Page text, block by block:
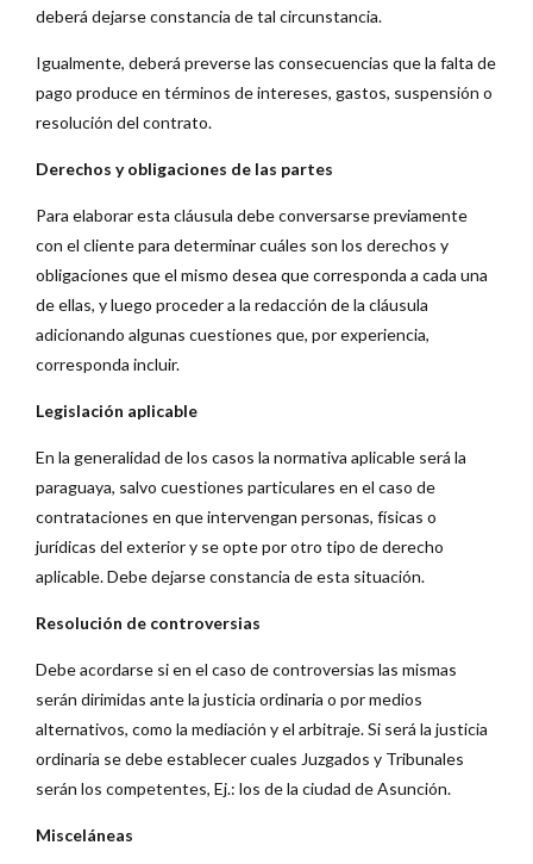
deberá dejarse constancia de tal circunstancia.
Igualmente, deberá preverse las consecuencias que la falta de
pago produce en términos de intereses, gastos, suspensión o
resolución del contrato.
Derechos y obligaciones de las partes
Para elaborar esta cláusula debe conversarse previamente
con el cliente para determinar cuáles son los derechos y
obligaciones que el mismo desea que corresponda a cada una
de ellas, y luego proceder a la redacción de la cláusula
adicionando algunas cuestiones que, por experiencia,
corresponda incluir.
Legislación aplicable
En la generalidad de los casos la normativa aplicable será la
paraguaya, salvo cuestiones particulares en el caso de
contrataciones en que intervengan personas, físicas o
jurídicas del exterior y se opte por otro tipo de derecho
aplicable. Debe dejarse constancia de esta situación.
Resolución de controversias
Debe acordarse si en el caso de controversias las mismas
serán dirimidas ante la justicia ordinaria o por medios
alternativos, como la mediación y el arbitraje. Si será la justicia
ordinaria se debe establecer cuales Juzgados y Tribunales
serán los competentes, Ej.: los de la ciudad de Asunción.
Misceláneas